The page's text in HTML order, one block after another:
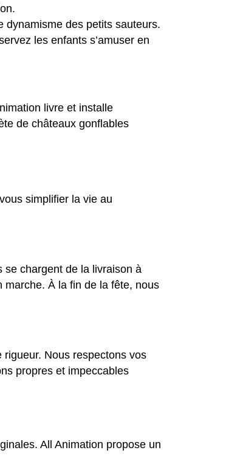
dynamisme des petits sauteurs.
les enfants s’amuser en
livre et installe
de châteaux gonflables
simplifier la vie au
se chargent de la livraison à
À la fin de la fête, nous
Nous respectons vos
propres et impeccables
All Animation propose un